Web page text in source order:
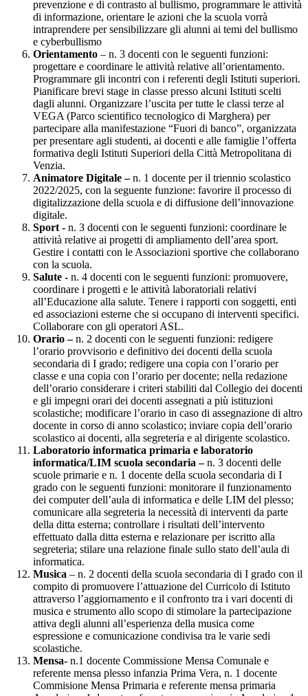
prevenzione e di contrasto al bullismo, programmare le attività
di informazione, orientare le azioni che la scuola vorrà
intraprendere per sensibilizzare gli alunni ai temi del bullismo
e cyberbullismo
Orientamento – n. 3 docenti con le seguenti funzioni:
progettare e coordinare le attività relative all’orientamento.
Programmare gli incontri con i referenti degli Istituti superiori.
Pianificare brevi stage in classe presso alcuni Istituti scelti
dagli alunni. Organizzare l’uscita per tutte le classi terze al
VEGA (Parco scientifico tecnologico di Marghera) per
partecipare alla manifestazione “Fuori di banco”, organizzata
per presentare agli studenti, ai docenti e alle famiglie l’offerta
formativa degli Istituti Superiori della Città Metropolitana di
Venzia.
Animatore Digitale – n. 1 docente per il triennio scolastico
2022/2025, con la seguente funzione: favorire il processo di
digitalizzazione della scuola e di diffusione dell’innovazione
digitale.
Sport - n. 3 docenti con le seguenti funzioni: coordinare le
attività relative ai progetti di ampliamento dell’area sport.
Gestire i contatti con le Associazioni sportive che collaborano
con la scuola.
Salute - n. 4 docenti con le seguenti funzioni: promuovere,
coordinare i progetti e le attività laboratoriali relativi
all’Educazione alla salute. Tenere i rapporti con soggetti, enti
ed associazioni esterne che si occupano di interventi specifici.
Collaborare con gli operatori ASL.
Orario – n. 2 docenti con le seguenti funzioni: redigere
l’orario provvisorio e definitivo dei docenti della scuola
secondaria di I grado; redigere una copia con l’orario per
classe e una copia con l’orario per docente; nella redazione
dell’orario considerare i criteri stabiliti dal Collegio dei docenti
e gli impegni orari dei docenti assegnati a più istituzioni
scolastiche; modificare l’orario in caso di assegnazione di altro
docente in corso di anno scolastico; inviare copia dell’orario
scolastico ai docenti, alla segreteria e al dirigente scolastico.
Laboratorio informatica primaria e laboratorio
informatica/LIM scuola secondaria – n. 3 docenti delle
scuole primarie e n. 1 docente della scuola secondaria di I
grado con le seguenti funzioni: monitorare il funzionamento
dei computer dell’aula di informatica e delle LIM del plesso;
comunicare alla segreteria la necessità di interventi da parte
della ditta esterna; controllare i risultati dell’intervento
effettuato dalla ditta esterna e relazionare per iscritto alla
segreteria; stilare una relazione finale sullo stato dell’aula di
informatica.
Musica – n. 2 docenti della scuola secondaria di I grado con il
compito di promuovere l’attuazione del Curricolo di Istituto
attraverso l’aggiornamento e il confronto tra i vari docenti di
musica e strumento allo scopo di stimolare la partecipazione
attiva degli alunni all’esperienza della musica come
espressione e comunicazione condivisa tra le varie sedi
scolastiche.
Mensa- n.1 docente Commissione Mensa Comunale e
referente mensa plesso infanzia Prima Vera, n. 1 docente
Commisione Mensa Primaria e referente mensa primaria